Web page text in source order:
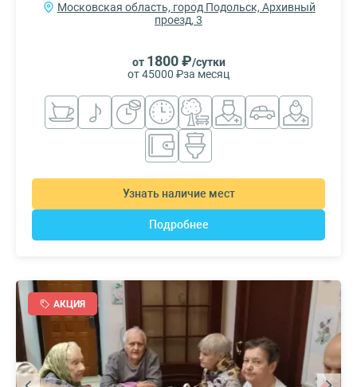
Московская область, город Подольск, Архивный
проезд, 3
от 1800 ₽/сутки
от 45000 ₽за месяц
Узнать наличие мест
Подробнее
АКЦИЯ